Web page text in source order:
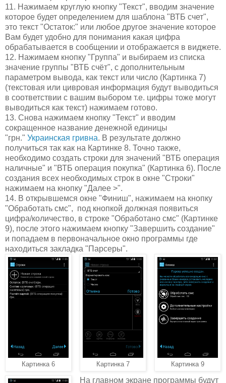
11. Нажимаем круглую кнопку "Текст", вводим значение
которое будет определением для шаблона "ВТБ счет",
это текст "Остаток:" или любое другое значение которое
Вам будет удобно для понимания какая цифра
обрабатывается в сообщении и отображается в виджете.
12. Нажимаем кнопку "Группа" и выбираем из списка
значение группы "ВТБ счёт", с дополнительным
параметром вывода, как текст или число (Картинка 7)
(текстовая или цивровая информация будут выводиться
в соответствии с вашим выбором т.е. цифры тоже могут
выводиться как текст) нажимаем готово.
13. Снова нажимаем кнопку "Текст" и вводим
сокращенное название денежной единицы
"грн." Украинская гривна. В результате должно
получиться так как на Картинке 8. Точно также,
необходимо создать строки для значений "ВТБ операция
наличные" и "ВТБ операция покупка" (Картинка 6). После
создания всех необходимых строк в окне "Строки"
нажимаем на кнопку "Далее >".
14. В открывшемся окне "Финиш", нажимаем на кнопку
"Обработать смс", под кнопкой должная появиться
цифра/количество, в строке "Обработано смс" (Картинке
9), после этого нажимаем кнопку "Завершить создание"
и попадаем в первоначальное окно программы где
находиться закладка "Парсеры".
Картинка 6 Картинка 7 Картинка 9
На главном экране программы будут